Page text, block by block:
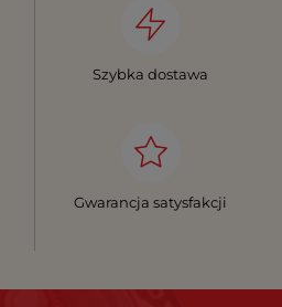
Szybka dostawa
Gwarancja satysfakcji